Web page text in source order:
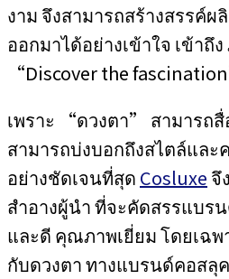
งาม จึงสามารถสร้างสรรค์
ออกมาได้อย่างเข้าใจ เข้าถึ
“Discover the
เพราะ “ดวงตา” สามารถ
สามารถบ่งบอกถึงสไตล์แล
อย่างชัดเจนที่สุด Cosluxe จึ
สำอางผู้นำ ที่จะคัดสรรแบรน
และดี คุณภาพเยี่ยม โดยเฉพ
กับดวงตา ทางแบรนด์คอสลุ